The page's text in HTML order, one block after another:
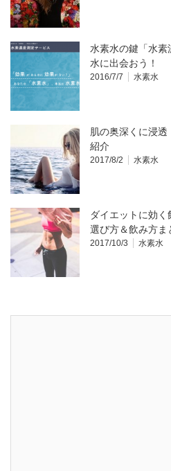
水素水の鍵「水素
水に出会おう！
2016/7/7 水素水
肌の奥深くに浸
紹介
2017/8/2 水素水
ダイエットに効
選び方＆飲み方ま
2017/10/3 水素水